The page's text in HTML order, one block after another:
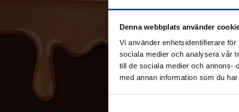
Denna webbplats använder
Vi använder enhetsidentifierare
sociala medier och analysera vår
till de sociala medier och annons-
med annan information som du